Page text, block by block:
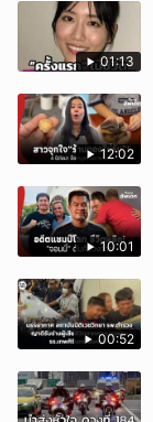
01:13
12:02
10:01
00:52